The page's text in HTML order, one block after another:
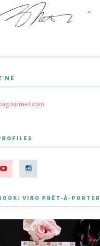
ME
VINO PRÊT-À-PORTER